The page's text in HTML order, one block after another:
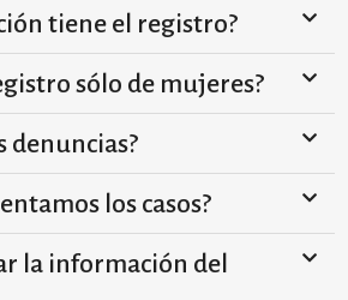
tiene el registro?
sólo de mujeres?
denuncias?
los casos?
la información del